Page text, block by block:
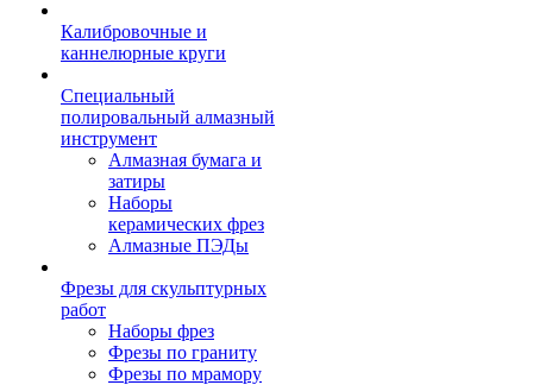
Калибровочные и
каннелюрные круги
Специальный
полировальный алмазный
инструмент
Алмазная бумага и
затиры
Наборы
керамических фрез
Алмазные ПЭДы
Фрезы для скульптурных
работ
Наборы фрез
Фрезы по граниту
Фрезы по мрамору